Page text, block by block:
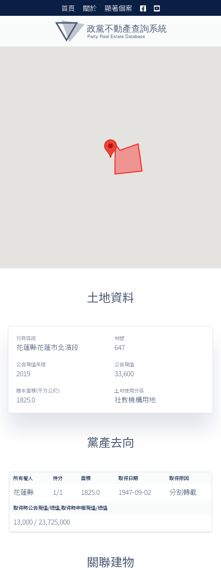
首頁 關於 顯著個案
土地資料
行政區段
花蓮縣花蓮市北濱段
地號
647
公告現值年度
2019
公告現值
33,600
謄本面積(平方公尺)
1825.0
土地使用分區
社教機構用地
黨產去向
花蓮縣 1/1 1825.0 1947-09-02 分割轉載
13,000 / 23,725,000
關聯建物